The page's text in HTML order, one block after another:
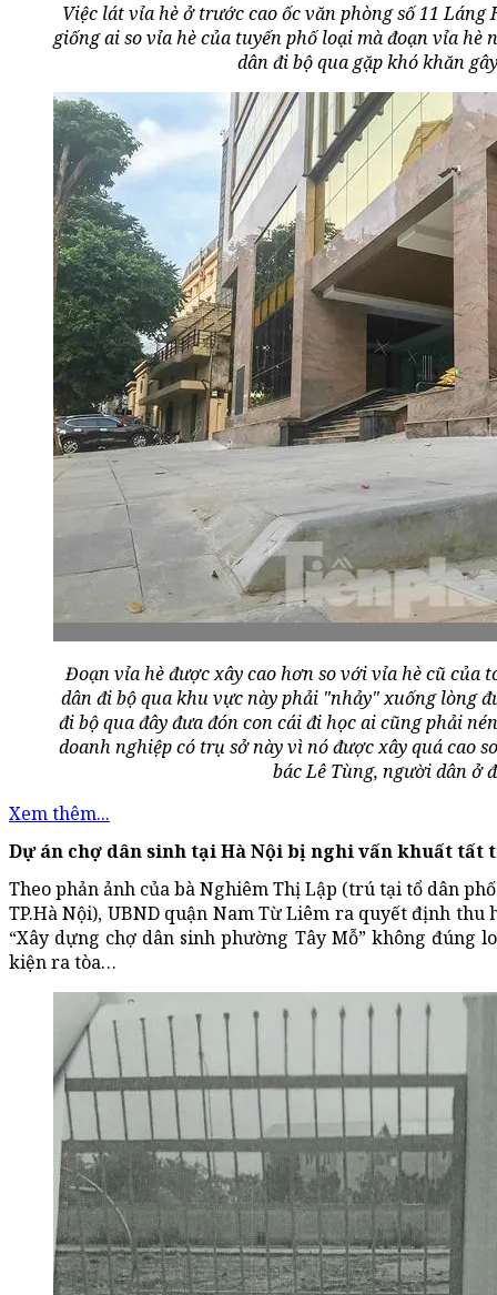
Việc lát vỉa hè ở trước cao ốc văn phòng số 11
giống ai so vỉa hè của tuyến phố loại mà đoạn vỉa hè
dân đi bộ qua gặp khó khăn
Đoạn vỉa hè được xây cao hơn so với vỉa hè cũ của
dân đi bộ qua khu vực này phải "nhảy" xuống lòng
đi bộ qua đây đưa đón con cái đi học ai cũng phải
doanh nghiệp có trụ sở này vì nó được xây quá cao
bác Lê Tùng, người dân ở
Xem thêm...
Dự án chợ dân sinh tại Hà Nội bị nghi vấn khuất tất
Theo phản ảnh của bà Nghiêm Thị Lập (trú tại tổ dân
TP.Hà Nội), UBND quận Nam Từ Liêm ra quyết định
“Xây dựng chợ dân sinh phường Tây Mỗ” không đúng
kiện ra tòa…